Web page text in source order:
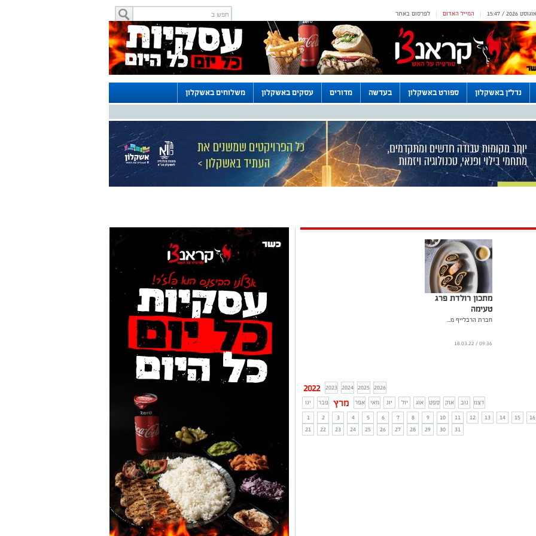
לפרסום באתר | המייל האדום |
נדל"ן באשקלון ספורט באשקלון בעדשה מדורים עסקים באשקלון משלוחים באשקלון
מתכון רולדת פרג
טעימה
חברת הרבלייף מ...
09:36 / 18.03.22
2022 2023 2024 2025 2026
ינו
פבר מרץ אפר מאי יונ יול אוג ספט אוק נוב
דצמ
1
2 3 4 5 6 7 8 9 10 11 12 13 14 15 16
21
22 23 24 25 26 27 28 29 30 31